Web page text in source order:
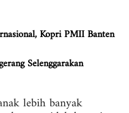
Kopri PMII Banten
Selenggarakan
lebih banyak